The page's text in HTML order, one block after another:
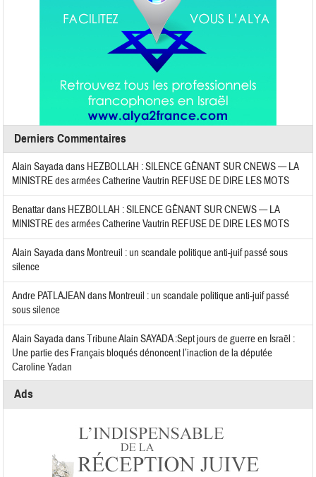
Derniers Commentaires
Alain Sayadadans HEZBOLLAH : SILENCE GÊNANT SUR CNEWS — LA
MINISTRE des armées Catherine Vautrin REFUSE DE DIRE LES MOTS
Benattardans HEZBOLLAH : SILENCE GÊNANT SUR CNEWS — LA
MINISTRE des armées Catherine Vautrin REFUSE DE DIRE LES MOTS
Alain Sayadadans Montreuil : un scandale politique anti-juif passé sous
silence
Andre PATLAJEAN dans Montreuil : un scandale politique anti-juif passé
sous silence
Alain SayadadansTribune Alain SAYADA :Sept jours de guerre en Israël :
Une partie des Français bloqués dénoncent l’inaction de la députée
Caroline Yadan
Ads